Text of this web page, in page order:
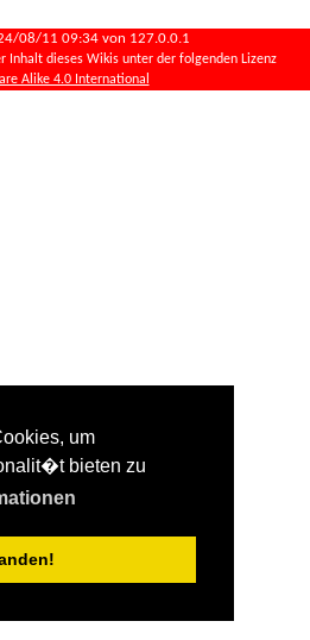
um
bieten zu
08/11 09:34 von 127.0.0.1
Inhalt dieses Wikis unter der folgenden Lizenz
Alike 4.0 International